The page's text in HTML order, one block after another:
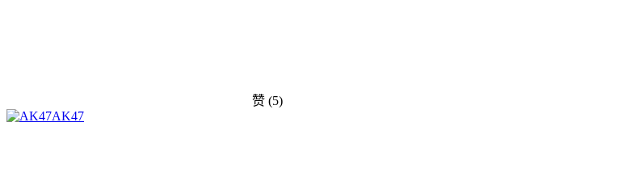
赞 (5)
AK47